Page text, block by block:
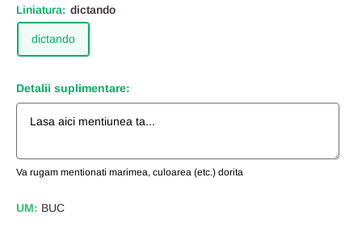
Liniatura: dictando
dictando
Detalii suplimentare:
Va rugam mentionati marimea, culoarea (etc.) dorita
UM: BUC